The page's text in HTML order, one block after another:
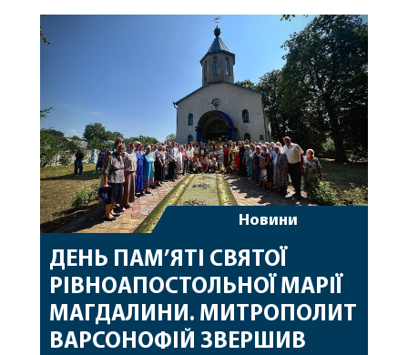
священному сані. Під час богослужіння підносилися
особливі молитви за мир в Україні, за воїнів, які
Новини
ДЕНЬ ПАМ’ЯТІ СВЯТОЇ
РІВНОАПОСТОЛЬНОЇ МАРІЇ
МАГДАЛИНИ. МИТРОПОЛИТ
ВАРСОНОФІЙ ЗВЕРШИВ